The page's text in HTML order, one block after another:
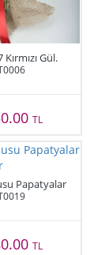
Gül.
TL
Papatyalar
TL